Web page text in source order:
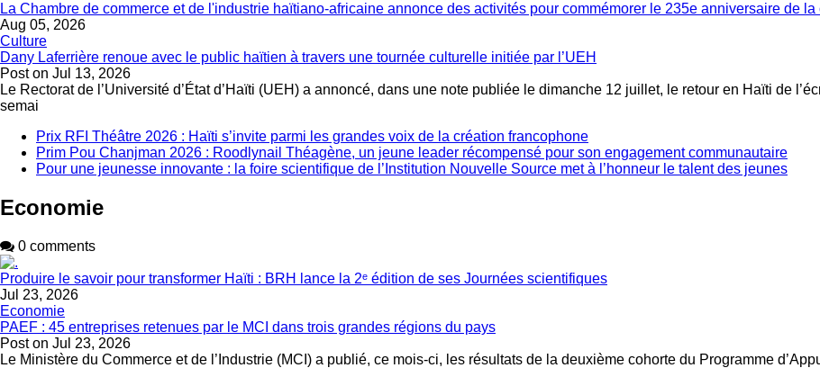
La Chambre de commerce et de l'industrie haïtiano-africaine annonce des activités pour commémorer le 235e anniversaire de
Aug 05, 2026
Culture
Dany Laferrière renoue avec le public haïtien à travers une tournée culturelle initiée par l’UEH
Post on Jul 13, 2026
Le Rectorat de l’Université d’État d’Haïti (UEH) a annoncé, dans une note publiée le dimanche 12 juillet, le retour en Haïti de
semai
Prix RFI Théâtre 2026 : Haïti s’invite parmi les grandes voix de la création francophone
Prim Pou Chanjman 2026 : Roodlynail Théagène, un jeune leader récompensé pour son engagement communautaire
Pour une jeunesse innovante : la foire scientifique de l’Institution Nouvelle Source met à l’honneur le talent des jeunes
Economie
0 comments
Produire le savoir pour transformer Haïti : BRH lance la 2ᵉ édition de ses Journées scientifiques
Jul 23, 2026
Economie
PAEF : 45 entreprises retenues par le MCI dans trois grandes régions du pays
Post on Jul 23, 2026
Le Ministère du Commerce et de l’Industrie (MCI) a publié, ce mois-ci, les résultats de la deuxième cohorte du Programme